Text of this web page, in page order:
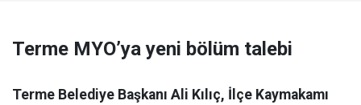
Terme MYO’ya yeni bölüm talebi
Terme Belediye Başkanı Ali Kılıç, İlçe Kaymakamı